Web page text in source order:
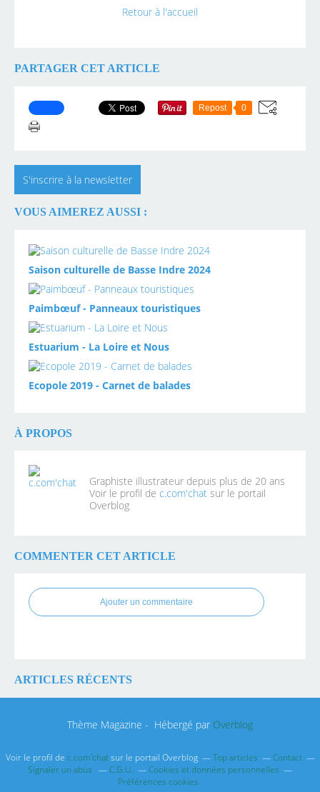
Retour à l'accueil
PARTAGER CET ARTICLE
Repost 0
S'inscrire à la newsletter
VOUS AIMEREZ AUSSI :
Saison culturelle de Basse Indre 2024
Paimbœuf - Panneaux touristiques
Estuarium - La Loire et Nous
Ecopole 2019 - Carnet de balades
À PROPOS
Graphiste illustrateur depuis plus de 20 ans
Voir le profil de c.com'chat sur le portail
Overblog
COMMENTER CET ARTICLE
Ajouter un commentaire
ARTICLES RÉCENTS
Thème Magazine - Hébergé par Overblog
Voir le profil de c.com'chatsur le portail Overblog Top articles
Contact
Signaler un abus
C.G.U.
Cookies et données personnelles
Préférences cookies